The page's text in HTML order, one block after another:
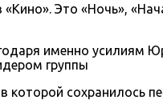
Это «Ночь»,
именно усилиям
группы
сохранилось